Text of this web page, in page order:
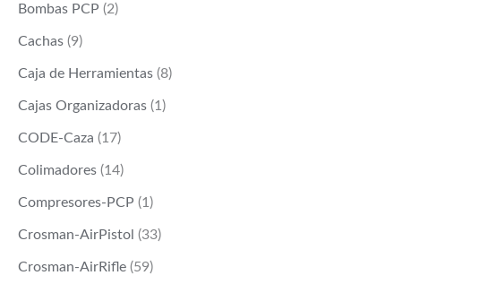
Bombas PCP (2)
Cachas (9)
Caja de Herramientas (8)
Cajas Organizadoras (1)
CODE-Caza (17)
Colimadores (14)
Compresores-PCP (1)
Crosman-AirPistol (33)
Crosman-AirRifle (59)